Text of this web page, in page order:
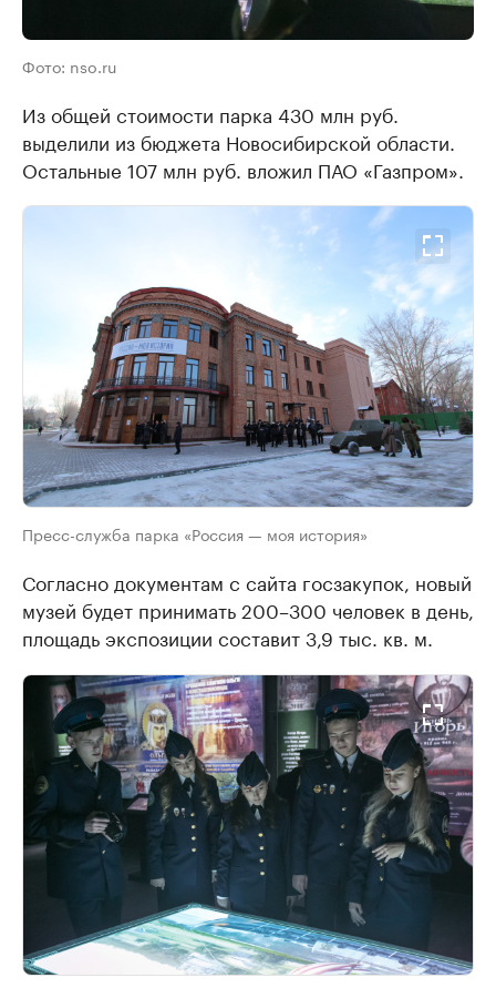
Фото: nso.ru
​Из общей стоимости парка 430 млн руб.​
выделили из бюджета Новосибирской области.
Остальные 107 млн руб. вложил ПАО «Газпром».
Пресс-служба парка «Россия — моя история»
Согласно документам с сайта госзакупок, новый
музей будет принимать 200–300 человек в день,
площадь экспозиции составит 3,9 тыс. кв. м. ​